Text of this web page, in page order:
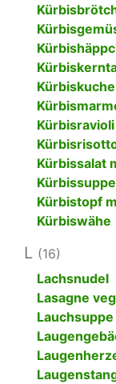
Kürbissalat
Kürbissuppe
Kürbistopf
Kürbiswähe
L (16)
Lachsnudel
Lasagne